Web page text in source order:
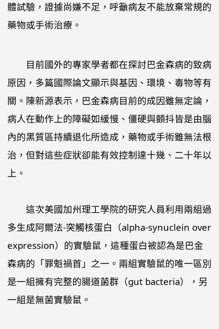
體試驗，證據尚嫌不足，呼籲病友不能放棄常規的
藥物或手術治療。
目前國外的專家學者都在探討巴金森病的致病
原因，多篇國際論文顯示與基因、環境、毒物等有
關。陳新源表示，巴金森病目前的成因雖無定論，
病人在動作上的障礙如緩慢、僵硬與顫抖皆是由腦
內的黑質區持續退化所造成，藥物或手術雖無法根
治，但對這些症狀卻能有效控制達十幾、二十年以
上。
這次美國加州理工學院的研究人員利用兩組過
多生成阿爾法-突觸核蛋白（alpha-synuclein over
expression）的實驗鼠，這種蛋白被認為是巴金
森病的「罪魁禍首」之一。兩組實驗鼠的唯一區別
是一組擁有完整的腸道菌群（gut bacteria），另
一組是無菌實驗鼠。